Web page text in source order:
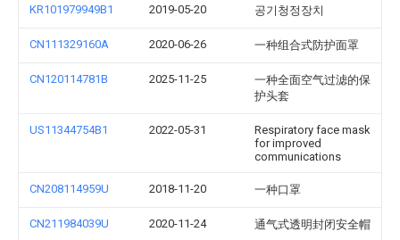
KR101979949B1 2019-05-20 공기청정장치
CN111329160A 2020-06-26 一种组合式防护面罩
CN120114781B 2025-11-25
一种全面空气过滤的保
护头套
US11344754B1 2022-05-31
Respiratory face mask
for improved
communications
CN208114959U 2018-11-20 一种口罩
CN211984039U 2020-11-24 通气式透明封闭安全帽